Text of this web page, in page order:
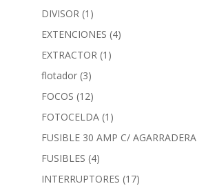
DIVISOR (1)
EXTENCIONES (4)
EXTRACTOR (1)
flotador (3)
FOCOS (12)
FOTOCELDA (1)
FUSIBLE 30 AMP C/ AGARRADERA
FUSIBLES (4)
INTERRUPTORES (17)